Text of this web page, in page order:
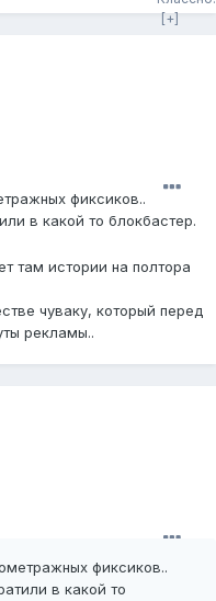
фиксиков..
в какой то блокбастер.
там истории на полтора
чуваку, который перед
рекламы..
фиксиков..
в какой то